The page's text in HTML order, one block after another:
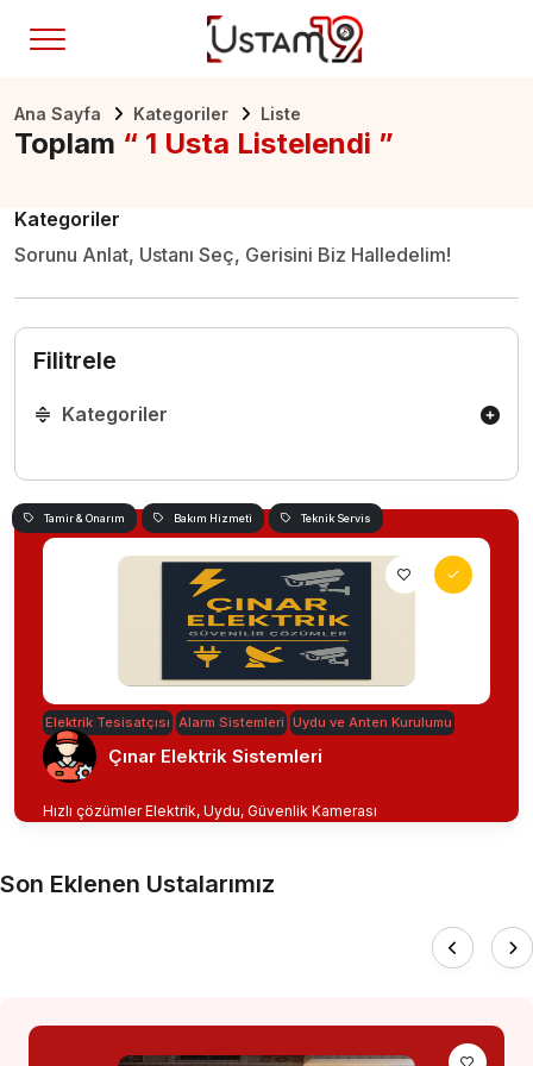
Ana Sayfa Kategoriler Liste
Toplam “ 1 Usta Listelendi ”
Kategoriler
Sorunu Anlat, Ustanı Seç, Gerisini Biz Halledelim!
Filitrele
Kategoriler
Tamir & Onarım Bakım Hizmeti Teknik Servis
Elektrik Tesisatçısı Alarm Sistemleri Uydu ve Anten Kurulumu
Çınar Elektrik Sistemleri
Hızlı çözümler Elektrik, Uydu, Güvenlik Kamerası
Son Eklenen Ustalarımız